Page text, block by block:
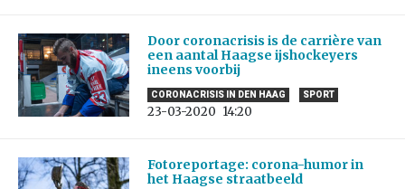
Door coronacrisis is de carrière van
een aantal Haagse ijshockeyers
ineens voorbij
CORONACRISIS IN DEN HAAG SPORT
23-03-2020 14:20
Fotoreportage: corona-humor in
het Haagse straatbeeld